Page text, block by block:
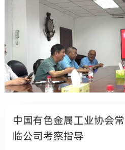
中国有色金属工业协会
临公司考察指导